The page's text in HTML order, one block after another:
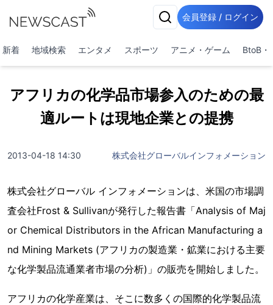
会員登録 / ログイン
新着 地域検索 エンタメ スポーツ アニメ・ゲーム BtoB・
アフリカの化学品市場参入のための最
適ルートは現地企業との提携
2013-04-18 14:30 株式会社グローバルインフォメーション
株式会社グローバル インフォメーションは、米国の市場調
査会社Frost & Sullivanが発行した報告書「Analysis of Maj
or Chemical Distributors in the African Manufacturing a
nd Mining Markets (アフリカの製造業・鉱業における主要
な化学製品流通業者市場の分析)」の販売を開始しました。
アフリカの化学産業は、そこに数多くの国際的化学製品流